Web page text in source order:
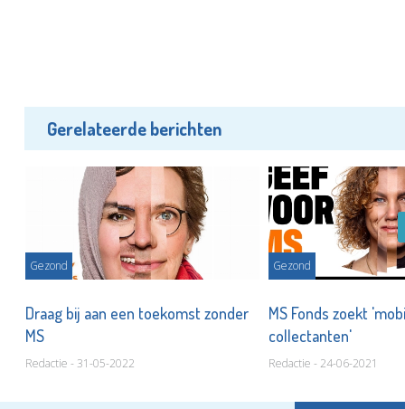
Gerelateerde berichten
Gezond
Draag bij aan een toekomst zonder
MS
Redactie - 31-05-2022
Gezond
MS Fonds zoekt
collectanten'
Redactie - 24-06-2021